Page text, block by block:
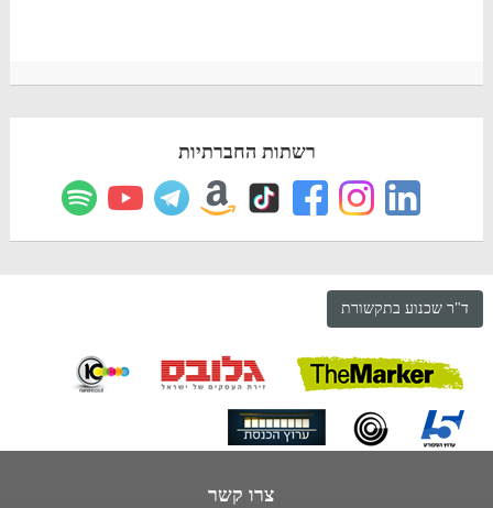
רשתות החברתיות
ד"ר שכנוע בתקשורת
צרו קשר